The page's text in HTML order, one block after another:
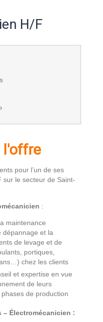
H/F
l'offre
pour l’un de ses
sur le secteur de Saint-
:
maintenance
dépannage et la
de levage et de
portiques,
chez les clients
et expertise en vue
de leurs
de production
Électromécanicien :